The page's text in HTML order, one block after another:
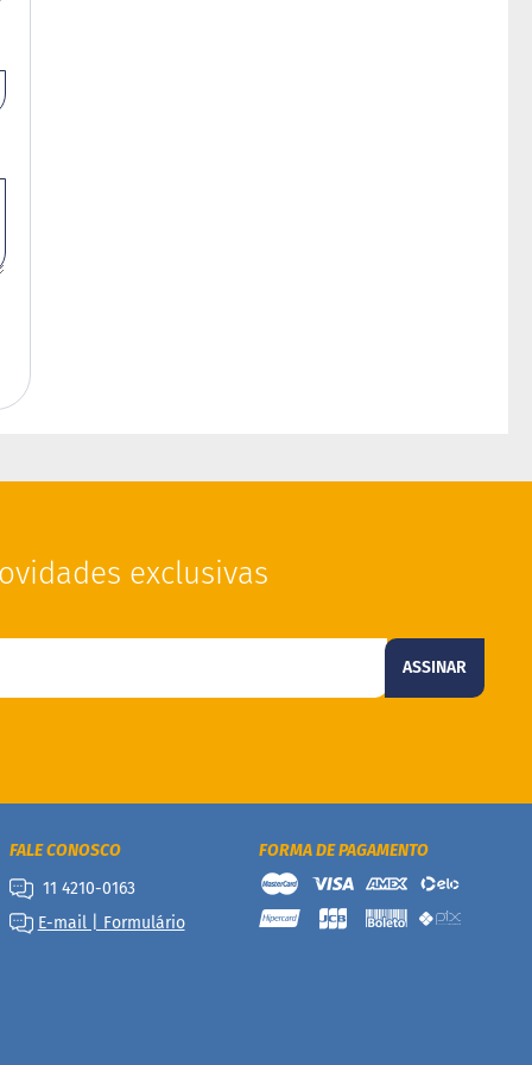
exclusivas
ASSINAR
FALE CONOSCO
11 4210-0163
E-mail | Formulário
FORMA DE PAGAMENTO